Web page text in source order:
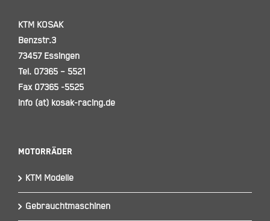
KTM KOSAK
Benzstr.3
73457 Essingen
Tel. 07365 – 5521
Fax 07365 -5525
info (at) kosak-racing.de
Motorräder
KTM Modelle
Gebrauchtmaschinen